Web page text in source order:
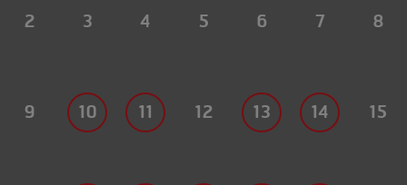
2 3 4 5 6 7 8
9 10 11 12 13 14 15